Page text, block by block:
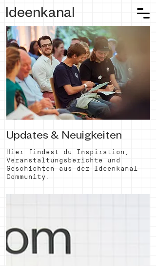
Ideenkanal
Updates & Neuigkeiten
Hier findest du Inspiration,
Veranstaltungsberichte und
Geschichten aus der Ideenkanal
Community.